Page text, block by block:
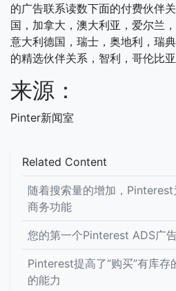
的广告联系读数下面的付费伙伴
国，加拿大，澳大利亚，爱尔兰
意大利德国，瑞士，奥地利，瑞
的精选伙伴关系，智利，哥伦比亚
来源：
Pinter新闻室
Related Content
随着搜索量的增加，
商务功能
您的第一个Pinterest ADS广
Pinterest提高了“购买”有库存
的能力